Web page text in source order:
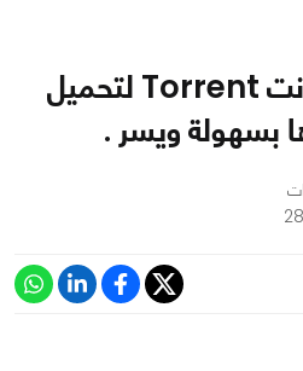
كيف تستخدم التورنت Torrent لتحميل
بسهولة ويسر .